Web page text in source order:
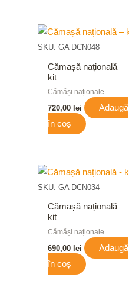
SKU: GA DCN048
Cămașă națională –
kit
Cămăși naționale
720,00 lei
Adaugă
în coș
SKU: GA DCN034
Cămașă națională –
kit
Cămăși naționale
690,00 lei
Adaugă
în coș